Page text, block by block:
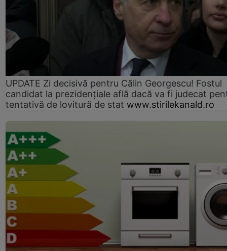
UPDATE Zi decisivă pentru Călin Georgescu! Fostul
candidat la prezidențiale află dacă va fi judecat
tentativă de lovitură de stat www.stirilekanald.ro